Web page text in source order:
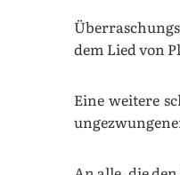
dem Lied von
Eine weitere